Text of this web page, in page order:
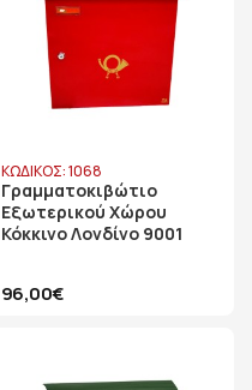
ΚΩΔΙΚΟΣ: 1068
Γραμματοκιβώτιο
Εξωτερικού Χώρου
Κόκκινο Λονδίνο 9001
96,00€